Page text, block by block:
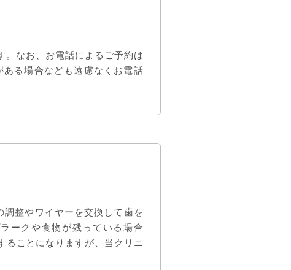
。なお、お電話によるご予約は
る場合なども遠慮なくお電話
整やワイヤーを交換して歯を
ークや食物が残っている場合
ることになりますが、当クリニ